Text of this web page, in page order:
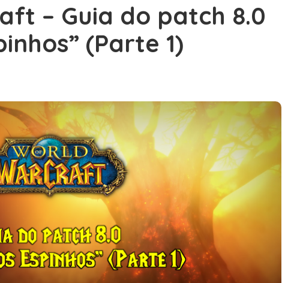
– Guia do patch 8.0
(Parte 1)